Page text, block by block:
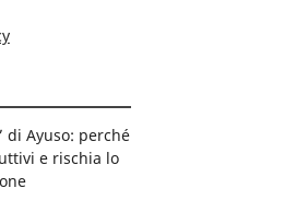
di Ayuso: perché
e rischia lo